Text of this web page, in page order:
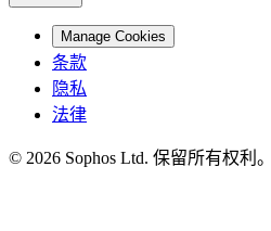
Manage Cookies
条款
隐私
法律
© 2026 Sophos Ltd. 保留所有权利。